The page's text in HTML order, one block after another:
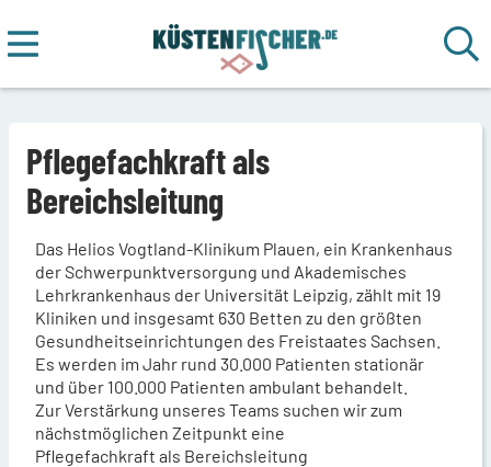
Pflegefachkraft als
Bereichsleitung
Das Helios Vogtland-Klinikum Plauen, ein Krankenhaus
der Schwerpunktversorgung und Akademisches
Lehrkrankenhaus der Universität Leipzig, zählt mit 19
Kliniken und insgesamt 630 Betten zu den größten
Gesundheitseinrichtungen des Freistaates Sachsen.
Es werden im Jahr rund 30.000 Patienten stationär
und über 100.000 Patienten ambulant behandelt.
Zur Verstärkung unseres Teams suchen wir zum
nächstmöglichen Zeitpunkt eine
Pflegefachkraft als Bereichsleitung